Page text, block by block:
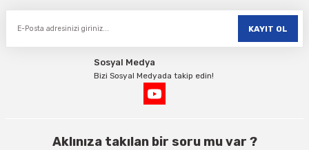
KAYIT OL
Sosyal Medya
Bizi Sosyal Medyada takip edin!
Aklınıza takılan bir soru mu var ?